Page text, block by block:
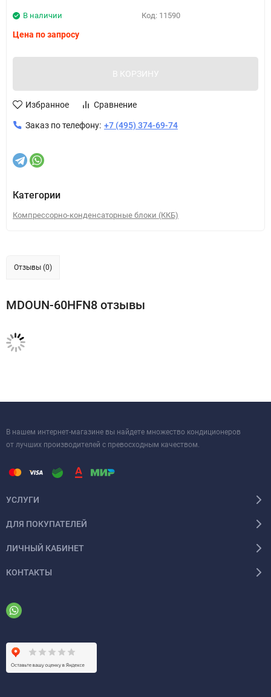
Код: 11590
В наличии
Цена по запросу
В КОРЗИНУ
Избранное Сравнение
Заказ по телефону: +7 (495) 374-69-74
Категории
Компрессорно-конденсаторные блоки (ККБ)
Отзывы (0)
MDOUN-60HFN8 отзывы
В нашем интернет-магазине вы найдете множество кондиционеров
от лучших производителей с превосходным качеством.
УСЛУГИ
ДЛЯ ПОКУПАТЕЛЕЙ
ЛИЧНЫЙ КАБИНЕТ
КОНТАКТЫ